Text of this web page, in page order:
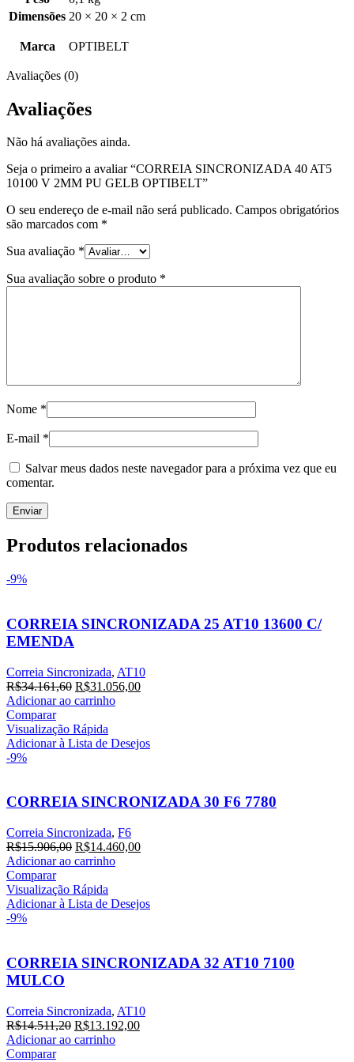
Dimensões 20 × 20 × 2 cm
Marca OPTIBELT
Avaliações (0)
Avaliações
Não há avaliações ainda.
Seja o primeiro a avaliar “CORREIA SINCRONIZADA 40 AT5
10100 V 2MM PU GELB OPTIBELT”
O seu endereço de e-mail não será publicado. Campos obrigatórios
são marcados com *
Sua avaliação *
Sua avaliação sobre o produto *
Nome *
E-mail *
Salvar meus dados neste navegador para a próxima vez que eu
comentar.
Produtos relacionados
-9%
CORREIA SINCRONIZADA 25 AT10 13600 C/
EMENDA
Correia Sincronizada, AT10
R$34.161,60 O
preço
era:
R$34.161,60.
R$31.056,00O
R$31.056,00.
Adicionar ao carrinho
Comparar
Visualização Rápida
Adicionar à Lista de Desejos
-9%
CORREIA SINCRONIZADA 30 F6 7780
Correia Sincronizada, F6
R$15.906,00 O
preço
era:
R$15.906,00.
R$14.460,00O
R$14.460,00.
Adicionar ao carrinho
Comparar
Visualização Rápida
Adicionar à Lista de Desejos
-9%
CORREIA SINCRONIZADA 32 AT10 7100
MULCO
Correia Sincronizada, AT10
R$14.511,20 O
preço
R$13.192,00O
Adicionar ao carrinho
Comparar